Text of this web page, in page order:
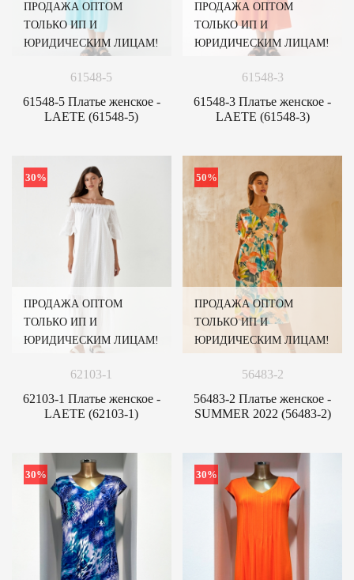
ПРОДАЖА ОПТОМ
ТОЛЬКО ИП И
ЮРИДИЧЕСКИМ ЛИЦАМ!
61548-5
61548-5 Платье женское -
LAETE (61548-5)
ПРОДАЖА ОПТОМ
ТОЛЬКО ИП И
ЮРИДИЧЕСКИМ ЛИЦАМ!
61548-3
61548-3 Платье женское -
LAETE (61548-3)
30%
ПРОДАЖА ОПТОМ
ТОЛЬКО ИП И
ЮРИДИЧЕСКИМ ЛИЦАМ!
62103-1
62103-1 Платье женское -
LAETE (62103-1)
50%
ПРОДАЖА ОПТОМ
ТОЛЬКО ИП И
ЮРИДИЧЕСКИМ ЛИЦАМ!
56483-2
56483-2 Платье женское -
SUMMER 2022 (56483-2)
30% 30%